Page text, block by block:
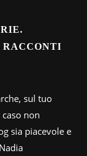
RACCONTI
sul tuo
non
sia piacevole e